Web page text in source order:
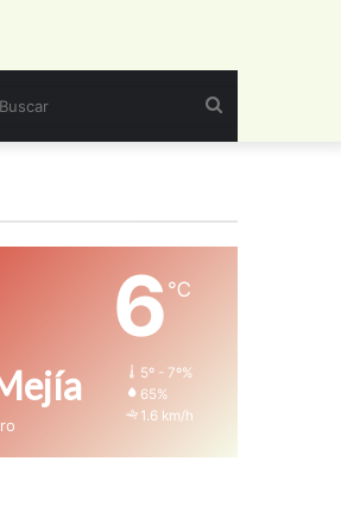
6 ℃
5º - 7º%
65%
1.6 km/h